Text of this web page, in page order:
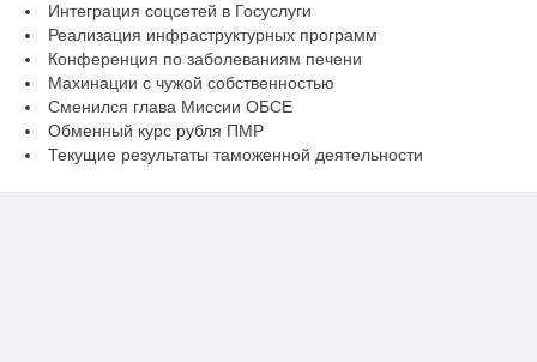
Интеграция соцсетей в Госуслуги
Реализация инфраструктурных программ
Конференция по заболеваниям печени
Махинации с чужой собственностью
Сменился глава Миссии ОБСЕ
Обменный курс рубля ПМР
Текущие результаты таможенной деятельности